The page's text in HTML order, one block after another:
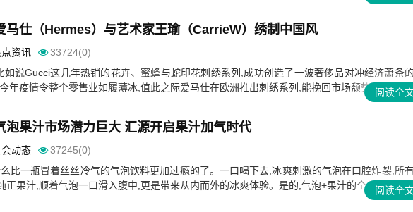
马仕（Hermes）与艺术家王瑜（CarrieW）绣制中国风
资讯
33724(0)
说Gucci这几年热销的花卉、蜜蜂与蛇印花刺绣系列,成功创造了一波奢侈品对冲经济萧条
年疫情令整个零售业如履薄冰,值此之际爱马仕在欧洲推出刺绣系列,能挽回市场颓势吗...阅读全
泡果汁市场潜力巨大 汇源开启果汁加气时代
动态
37245(0)
比一瓶冒着丝丝冷气的气泡饮料更加过瘾的了。一口喝下去,冰爽刺激的气泡在口腔炸裂,所
正果汁,顺着气泡一口滑入腹中,更是带来从内而外的冰爽体验。是的,气泡+果汁的全新...阅读全